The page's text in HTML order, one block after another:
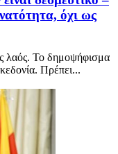
όχι ως
λαός. Το δημοψήφισμα
Πρέπει...